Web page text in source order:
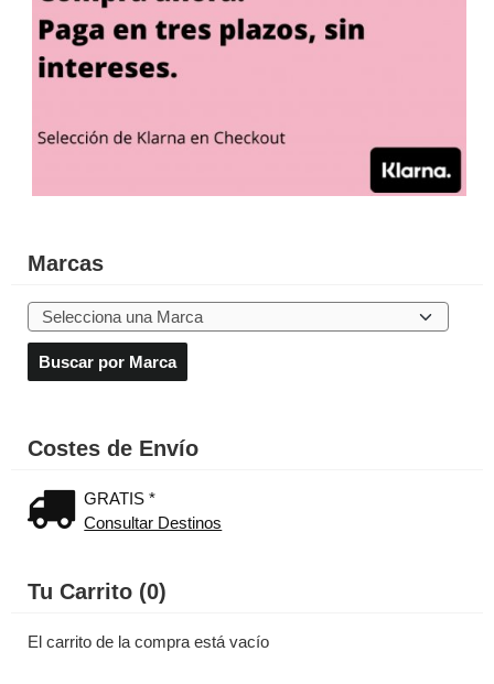
Marcas
Costes de Envío
GRATIS *
Consultar Destinos
Tu Carrito (0)
El carrito de la compra está vacío